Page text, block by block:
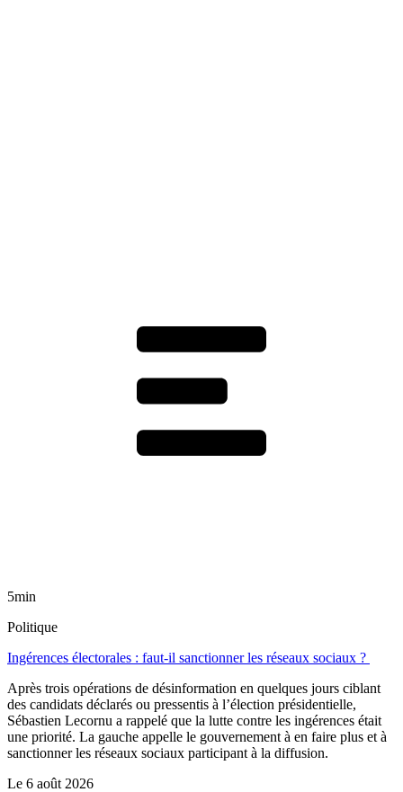
5min
Politique
Ingérences électorales : faut-il sanctionner les réseaux sociaux ?
Après trois opérations de désinformation en quelques jours ciblant
des candidats déclarés ou pressentis à l’élection présidentielle,
Sébastien Lecornu a rappelé que la lutte contre les ingérences était
une priorité. La gauche appelle le gouvernement à en faire plus et à
sanctionner les réseaux sociaux participant à la diffusion.
Le 6 août 2026